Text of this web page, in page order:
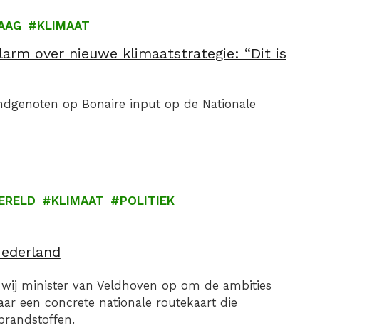
KLIMAAT
over nieuwe klimaatstrategie: “Dit is
op Bonaire input op de Nationale
KLIMAAT
POLITIEK
minister van Veldhoven op om de ambities
een concrete nationale routekaart die